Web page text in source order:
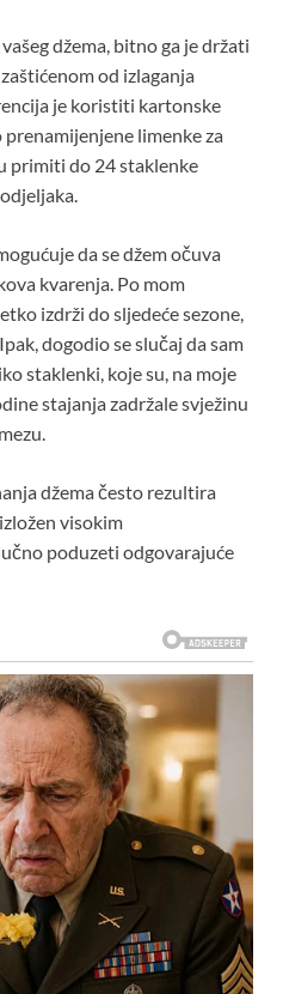
džema, bitno ga je držati
od izlaganja
je koristiti kartonske
limenke za
primiti do 24 staklenke
da se džem očuva
kvarenja. Po mom
izdrži do sljedeće sezone,
dogodio se slučaj da sam
staklenki, koje su, na moje
stajanja zadržale svježinu
džema često rezultira
visokim
poduzeti odgovarajuće